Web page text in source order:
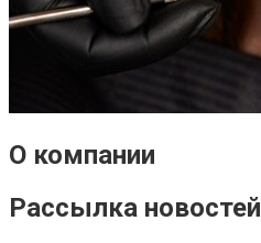
О компании
Рассылка новостей